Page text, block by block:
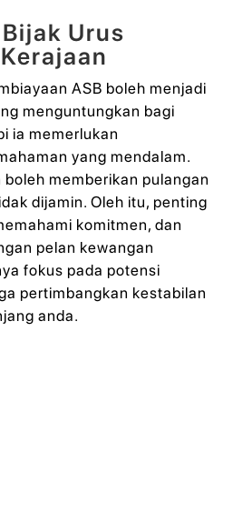
Urus
ASB boleh menjadi
menguntungkan bagi
ia memerlukan
yang mendalam.
boleh memberikan pulangan
dijamin. Oleh itu, penting
komitmen, dan
pelan kewangan
fokus pada potensi
pertimbangkan kestabilan
anda.